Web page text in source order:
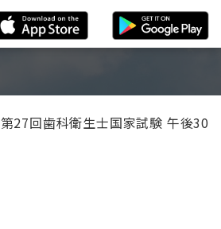
第27回歯科衛生士国家試験 午後30